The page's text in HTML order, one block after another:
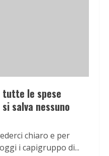
le spese
salva nessuno
chiaro e per
i capigruppo di...